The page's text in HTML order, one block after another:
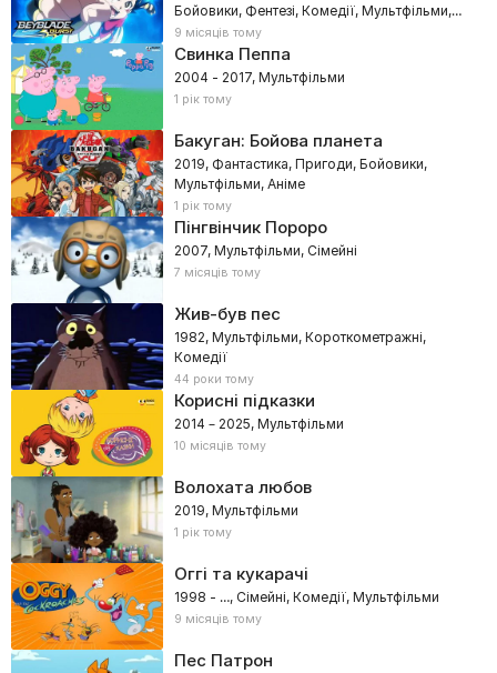
Бойовики, Фентезі, Комедії, Мультфільми,
Сімейні, Аніме
9 місяців тому
Свинка Пеппа
2004 - 2017, Мультфільми
1 рік тому
Бакуган: Бойова планета
2019, Фантастика, Пригоди, Бойовики,
Мультфільми, Аніме
1 рік тому
Пінгвінчик Пороро
2007, Мультфільми, Сімейні
7 місяців тому
Жив-був пес
1982, Мультфільми, Короткометражні,
Комедії
44 роки тому
Корисні підказки
2014 – 2025, Мультфільми
10 місяців тому
Волохата любов
2019, Мультфільми
1 рік тому
Оггі та кукарачі
1998 - …, Сімейні, Комедії, Мультфільми
9 місяців тому
Пес Патрон